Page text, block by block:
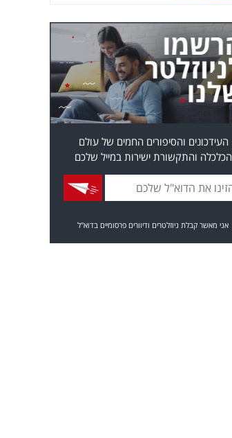
העידכונים והסיפורים החמים של עולם
הכלכלה והתקשורת ישירות במייל שלכם
אני מאשר קבלת ניוזלטרים ודיוורים פרסומיים בדוא"ל